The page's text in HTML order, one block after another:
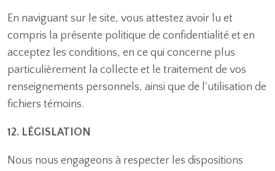
En naviguant sur le site, vous attestez avoir lu et
compris la présente politique de confidentialité et en
acceptez les conditions, en ce qui concerne plus
particulièrement la collecte et le traitement de vos
renseignements personnels, ainsi que de l'utilisation de
fichiers témoins.
12. LÉGISLATION
Nous nous engageons à respecter les dispositions